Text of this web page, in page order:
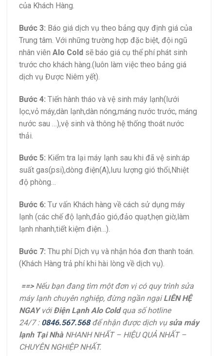
của Khách Hàng.
Bước 3: Báo giá dịch vụ theo bảng quy định giá của
Trung tâm. Với những trường hợp đặc biệt, đội ngũ
nhân viên Alo Cold sẽ báo giá cụ thể phí phát sinh
trước cho khách hàng.(luôn làm việc theo bảng giá
dịch vụ Được Niêm yết).
Bước 4: Tiến hành tháo và vệ sinh máy lạnh(lưới
lọc,vỏ máy,dàn lạnh,dàn nóng,máng nước trước, máng
nước sau …),vệ sinh và thông hệ thống thoát nước
thải.
Bước 5: Kiểm tra lại máy lạnh sau khi đã vệ sinh:áp
suất gas(psi),dòng điện(A),lưu lượng gió thổi,Nhiệt
độ phòng…
Bước 6: Tư vấn Khách hàng về cách sử dụng máy
lạnh (các chế độ lạnh,đảo gió,đảo quạt,hẹn giờ,làm
lạnh nhanh,tiết kiệm điện…).
Bước 7: Thu phí Dịch vụ và nhận hóa đơn thanh toán.
(Khách Hàng trả phí khi hài lòng về dịch vụ).
==>Nếu bạn đang tìm một đơn vị có quy trình sửa
máy lạnh chuyên nghiệp, đừng ngần ngạiLIÊN HỆ
NGAYvớiĐiện Lạnh Alo Coldqua sốhotline
24/7 : 0846.567.568 để nhận được dịch vụsửa máy
lạnh Tại NhàNHANH NHẤT – HIỆU QUẢ NHẤT –
CHUYÊN NGHIỆP NHẤT.